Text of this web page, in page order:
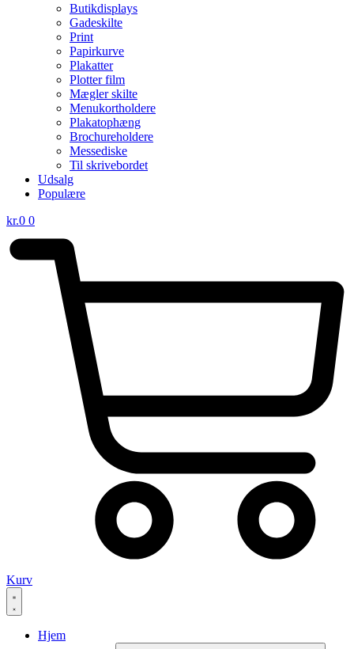
Butikdisplays
Gadeskilte
Print
Papirkurve
Plakatter
Plotter film
Mægler skilte
Menukortholdere
Plakatophæng
Brochureholdere
Messediske
Til skrivebordet
Udsalg
Populære
kr.0 0
Kurv
Hjem